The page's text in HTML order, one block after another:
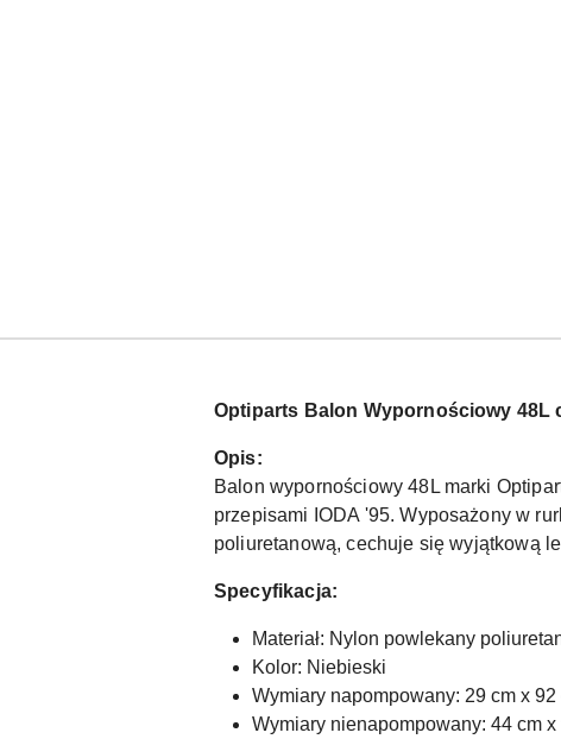
Optiparts Balon Wypornościowy 48L
Opis:
Balon wypornościowy 48L marki
przepisami IODA '95. Wyposażony w
poliuretanową, cechuje się wyjątkową
Specyfikacja:
Materiał: Nylon powlekany
Kolor: Niebieski
Wymiary napompowany: 29 cm x 92
Wymiary nienapompowany: 44 cm x